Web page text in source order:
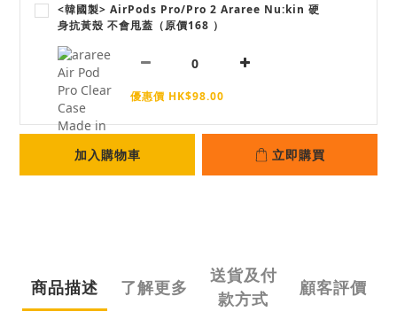
<韓國製> AirPods Pro/Pro 2 Araree Nu:kin 硬
身抗黃殼 不會甩蓋（原價168 ）
優惠價 HK$98.00
加入購物車 立即購買
商品描述 了解更多
送貨及付
款方式
顧客評價